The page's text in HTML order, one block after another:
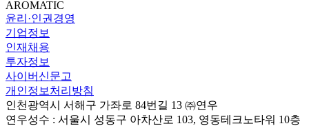
AROMATIC
윤리·인권경영
기업정보
인재채용
투자정보
사이버신문고
개인정보처리방침
인천광역시 서해구 가좌로 84번길 13 ㈜연우
연우성수 : 서울시 성동구 아차산로 103, 영동테크노타워 10층